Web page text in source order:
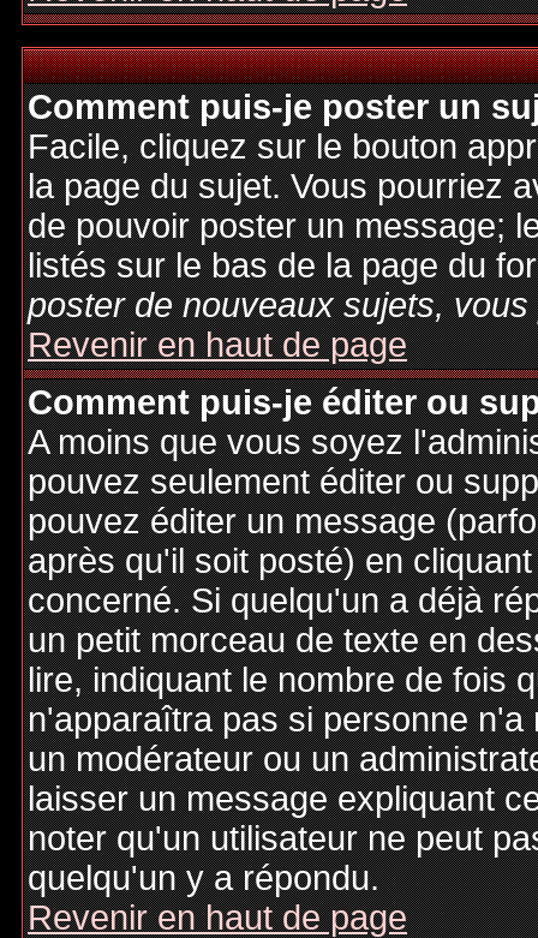
Comment puis-je poster un
Facile, cliquez sur le bouton
la page du sujet. Vous pourriez
de pouvoir poster un message;
listés sur le bas de la page du
poster de nouveaux sujets,
Revenir en haut de page
Comment puis-je éditer ou
A moins que vous soyez
pouvez seulement éditer ou
pouvez éditer un message
après qu'il soit posté) en
concerné. Si quelqu'un a déjà
un petit morceau de texte en
lire, indiquant le nombre de fois
n'apparaîtra pas si personne
un modérateur ou un
laisser un message expliquant
noter qu'un utilisateur ne peut
quelqu'un y a répondu.
Revenir en haut de page